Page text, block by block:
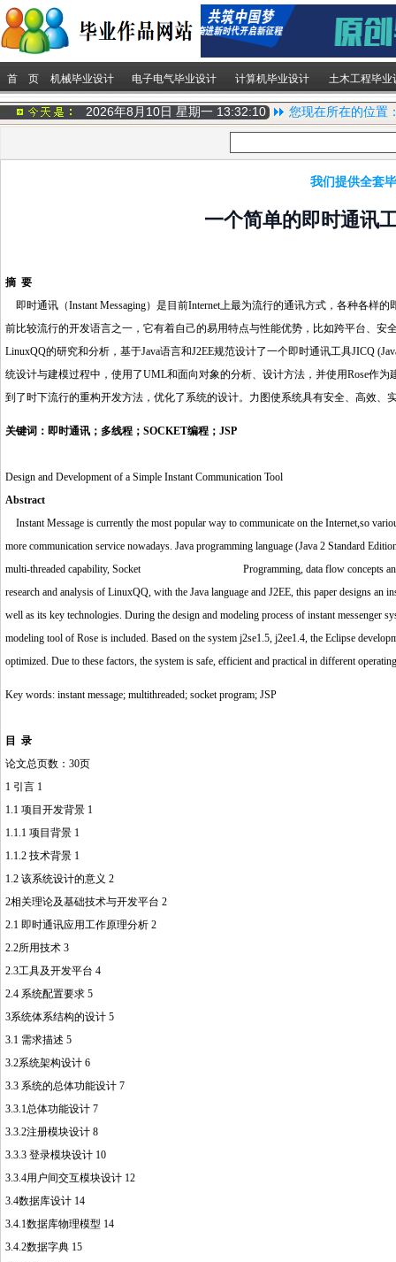
首 页 机械毕业设计 电子电气毕业设计 计算机毕业设计 土木工程毕业
2026年8月10日 星期一 13:32:10 您现在所在的位置
我们提供全套
一个简单的即时通讯
摘 要
即时通讯（Instant Messaging）是目前Internet上最为流行的通讯方式，各种各样
前比较流行的开发语言之一，它有着自己的易用特点与性能优势，比如跨平台、安
LinuxQQ的研究和分析，基于Java语言和J2EE规范设计了一个即时通讯工具JICQ
统设计与建模过程中，使用了UML和面向对象的分析、设计方法，并使用Rose作为
到了时下流行的重构开发方法，优化了系统的设计。力图使系统具有安全、高效、
关键词：即时通讯；多线程；SOCKET编程；JSP
Design and Development of a Simple Instant Communication Tool
Abstracthttp://www.16sheji8.cn/
Instant Message is currently the most popular way to communicate on the Internet,so
more communication service nowadays. Java programming language (Java 2 Standard
multi-threaded capability, Socket
Programming, data flow concepts
research and analysis of LinuxQQ, with the Java language and J2EE, this paper designs
well as its key technologies. During the design and modeling process of instant messenger
modeling tool of Rose is included. Based on the system j2se1.5, j2ee1.4, the Eclipse
optimized. Due to these factors, the system is safe, efficient and practical in different
Key words: instant message; multithreaded; socket program; JSP
目 录
论文总页数：30页
1 引言 1
1.1 项目开发背景 1
1.1.1 项目背景 1
1.1.2 技术背景 1http://www.16sheji8.cn/
1.2 该系统设计的意义 2
2相关理论及基础技术与开发平台 2
2.1 即时通讯应用工作原理分析 2
2.2所用技术 3
2.3工具及开发平台 4
2.4 系统配置要求 5
3系统体系结构的设计 5
3.1 需求描述 5
3.2系统架构设计 6
3.3 系统的总体功能设计 7
3.3.1总体功能设计 7
3.3.2注册模块设计 8
3.3.3 登录模块设计 10
3.3.4用户间交互模块设计 12
3.4数据库设计 14
3.4.1数据库物理模型 14
3.4.2数据字典 15